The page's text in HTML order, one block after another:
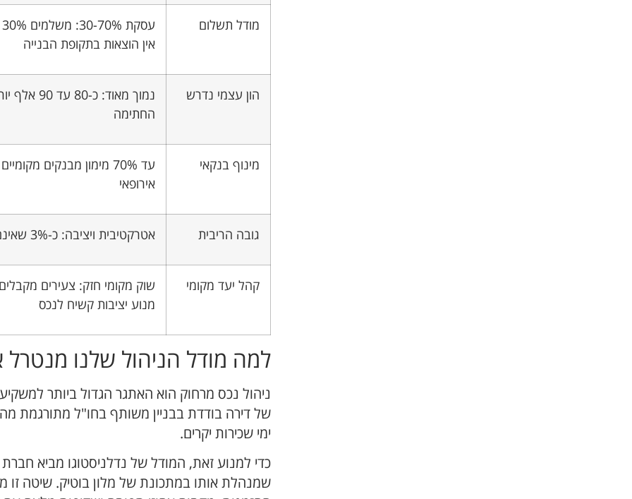
מודל תשלום
אין הוצאות בתקופת הבנייה
הון עצמי נדרש
החתימה
מינוף בנקאי
עד 70% מימון מבנקים
אירופאי
גובה הריבית אטרקטיבית ויציבה: כ-3% שאינם צמודים למדד המקומי
קהל יעד מקומי
מנוע יציבות קשיח לנכס
למה מודל הניהול שלנו מנטרל
ניהול נכס מרחוק הוא האתגר הגדול ביותר
של דירה בודדת בבניין משותף בחו"ל מתורגמת
ימי שכירות יקרים.
כדי למנוע זאת, המודל של נדלניסטוגו מביא
שמנהלת אותו במתכונת של מלון בוטיק. שיטה